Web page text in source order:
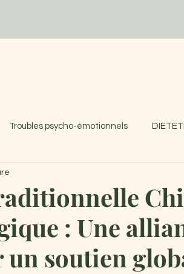
Troubles psycho-émotionnels
: Une
soutien